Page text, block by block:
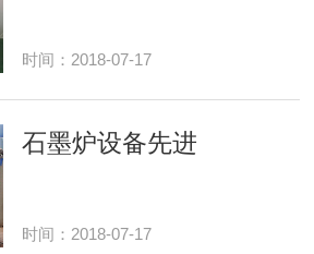
时间：2018-07-17
石墨炉设备先进
时间：2018-07-17